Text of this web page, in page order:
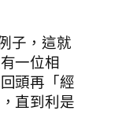
子，這就
一位相
頭再「經
直到利是